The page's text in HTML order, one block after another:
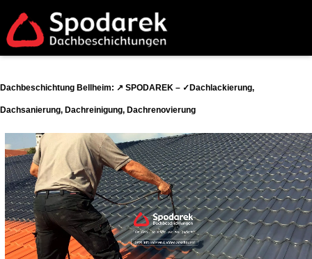
Dachbeschichtung Bellheim: ↗️ SPODAREK – ✓Dachlackierung,
Dachsanierung, Dachreinigung, Dachrenovierung